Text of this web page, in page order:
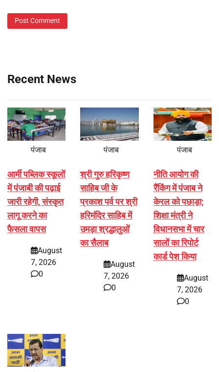
Recent News
पंजाब
आर्मी पब्लिक स्कूलों
में पंजाबी की पढ़ाई
जारी रहेगी, संस्कृत
लागू करने का
फैसला वापस
August
7, 2026
0
पंजाब
श्री गुरु हरिकृष्ण
साहिब जी के
प्रकाश पर्व पर श्री
हरिमंदिर साहिब में
उमड़ा श्रद्धालुओं
का सैलाब
August
7, 2026
0
पंजाब
नीति आयोग की
रैंकिंग में पंजाब ने
केरल को पछाड़ा;
शिक्षा मंत्री ने
विधानसभा में चार
सालों का रिपोर्ट
कार्ड पेश किया
August
7, 2026
0